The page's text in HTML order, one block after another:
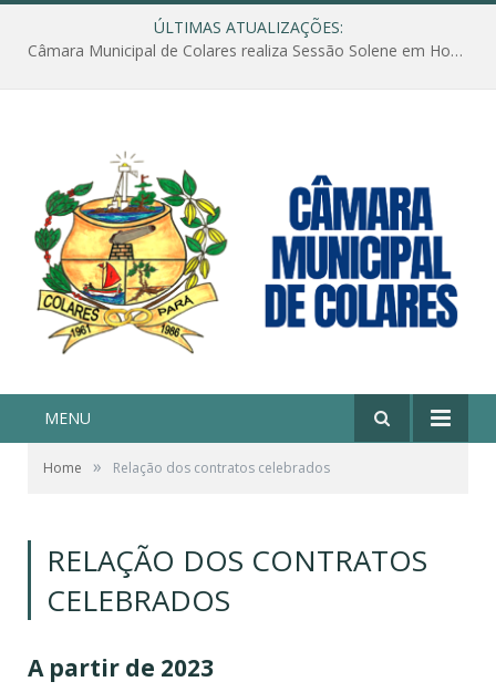
ÚLTIMAS ATUALIZAÇÕES:
Câmara Municipal de Colares realiza Sessão Solene em Homenagem ao Dia das Mães
MENU
Home » Relação dos contratos celebrados
RELAÇÃO DOS CONTRATOS
CELEBRADOS
A partir de 2023